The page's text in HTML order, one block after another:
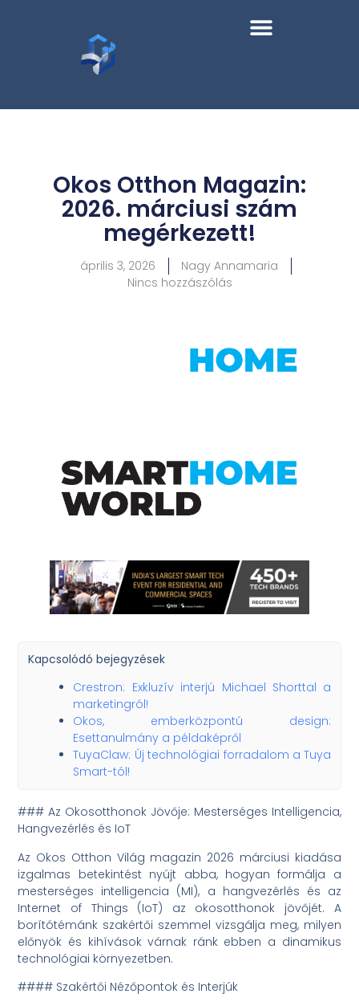
Okos Otthon Magazin:
2026. márciusi szám
megérkezett!
április 3, 2026
Nagy Annamaria
Nincs hozzászólás
Kapcsolódó bejegyzések
Crestron: Exkluzív interjú Michael Shorttal a
marketingról!
Okos, emberközpontú design:
Esettanulmány a példaképről
TuyaClaw: Új technológiai forradalom a Tuya
Smart-tól!
### Az Okosotthonok Jövője: Mesterséges Intelligencia,
Hangvezérlés és IoT
Az Okos Otthon Világ magazin 2026 márciusi kiadása
izgalmas betekintést nyújt abba, hogyan formálja a
mesterséges intelligencia (MI), a hangvezérlés és az
Internet of Things (IoT) az okosotthonok jövőjét. A
borítótémánk szakértői szemmel vizsgálja meg, milyen
előnyök és kihívások várnak ránk ebben a dinamikus
technológiai környezetben.
#### Szakértői Nézőpontok és Interjúk